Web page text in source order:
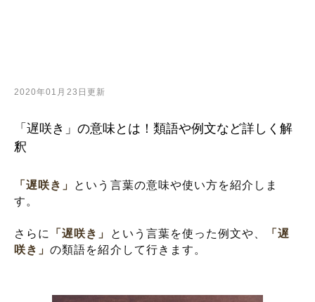
2020年01月23日更新
「遅咲き」の意味とは！類語や例文など詳しく解
釈
「遅咲き」 という言葉の意味や使い方を紹介しま
す。
さらに 「遅咲き」 という言葉を使った例文や、
「遅
咲き」の類語を紹介して行きます。